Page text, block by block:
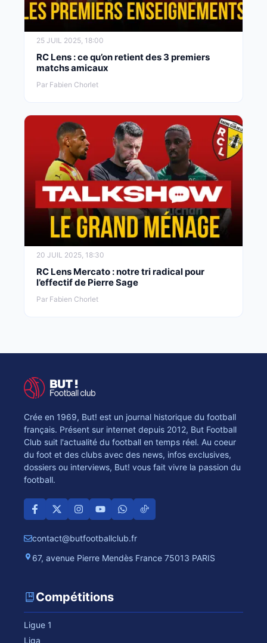
25 JUIL 2025, 18:00
RC Lens : ce qu’on retient des 3 premiers
matchs amicaux
Par Fabien Chorlet
20 JUIL 2025, 18:30
RC Lens Mercato : notre tri radical pour
l’effectif de Pierre Sage
Par Fabien Chorlet
Crée en 1969, But! est un journal historique du football
français. Présent sur internet depuis 2012, But Football
Club suit l'actualité du football en temps réel. Au coeur
du foot et des clubs avec des news, infos exclusives,
dossiers ou interviews, But! vous fait vivre la passion du
football.
contact@butfootballclub.fr
67, avenue Pierre Mendès France 75013 PARIS
Compétitions
Ligue 1
Liga